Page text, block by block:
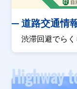
道路交通情
渋滞回避でら
Highway